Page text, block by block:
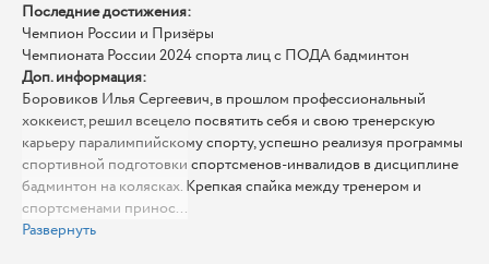
Последние достижения:
Чемпион России и Призёры
Чемпионата России 2024 спорта лиц с ПОДА бадминтон
Доп. информация:
Боровиков Илья Сергеевич, в прошлом профессиональный
хоккеист, решил всецело посвятить себя и свою тренерскую
карьеру паралимпийскому спорту, успешно реализуя программы
спортивной подготовки спортсменов-инвалидов в дисциплине
бадминтон на колясках. Крепкая спайка между тренером и
спортсменами принос...
Развернуть